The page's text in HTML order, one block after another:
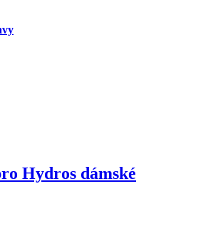
Hydros dámské